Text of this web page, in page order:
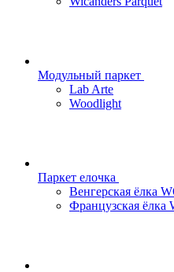
Модульный паркет
Lab Arte
Woodlight
Паркет елочка
Венгерская ёлка
Французская